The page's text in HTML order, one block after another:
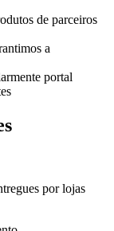
de parceiros
a
portal
por lojas